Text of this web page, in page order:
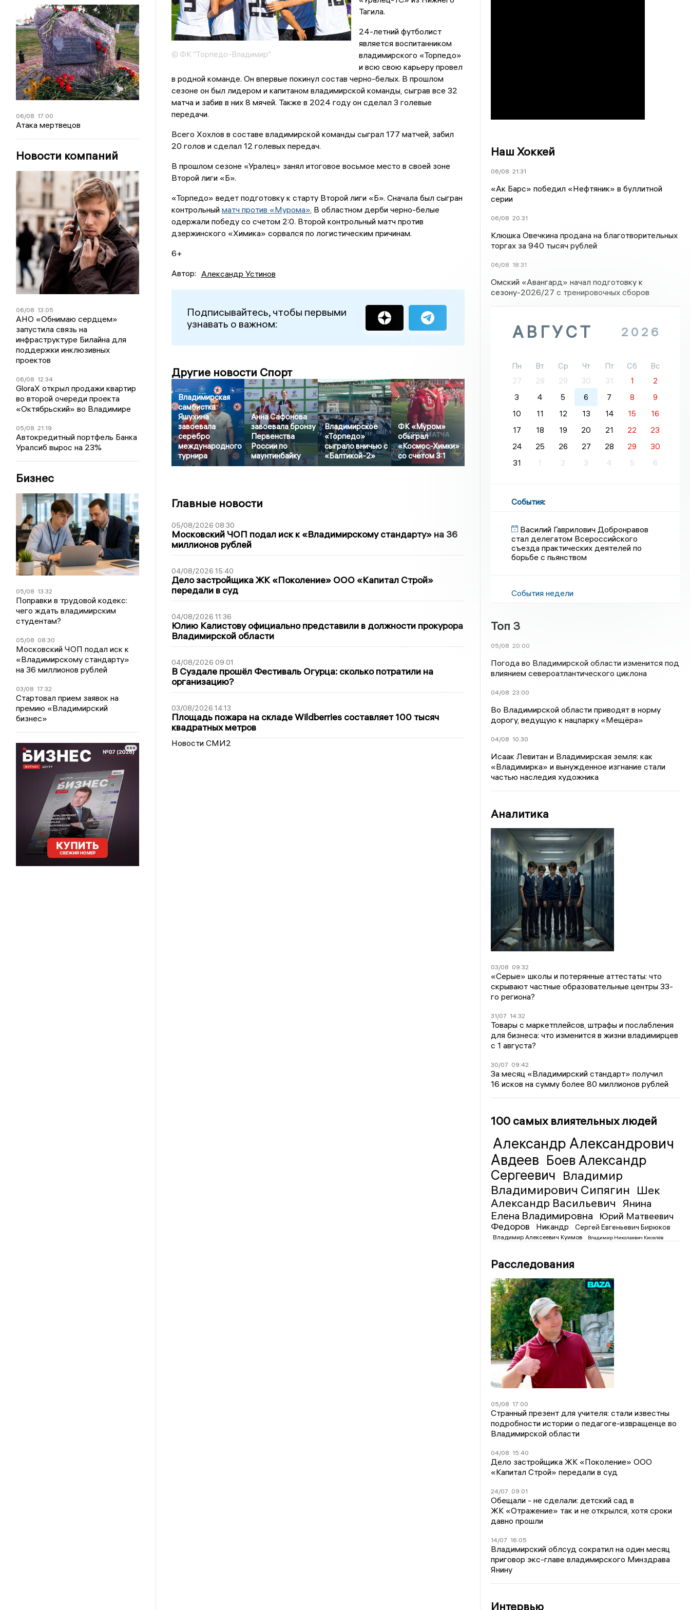
06/08 17:00
Атака мертвецов
Новости компаний
06/08 13:05
АНО «Обнимаю сердцем»
запустила связь на
инфраструктуре Билайна для
поддержки инклюзивных
проектов
06/08 12:34
GloraX открыл продажи квартир
во второй очереди проекта
«Октябрьский» во Владимире
05/08 21:19
Автокредитный портфель Банка
Уралсиб вырос на 23%
Бизнес
05/08 13:32
Поправки в трудовой кодекс:
чего ждать владимирским
студентам?
05/08 08:30
Московский ЧОП подал иск к
«Владимирскому стандарту»
на 36 миллионов рублей
03/08 17:32
Стартовал прием заявок на
премию «Владимирский
бизнес»
© ФК "Торпедо-Владимир"
Тагила.
24-летний футболист
является воспитанником
владимирского «Торпедо»
и всю свою карьеру провел
в родной команде. Он впервые покинул состав черно-белых. В прошлом
сезоне он был лидером и капитаном владимирской команды, сыграв все 32
матча и забив в них 8 мячей. Также в 2024 году он сделал 3 голевые
передачи.
Всего Хохлов в составе владимирской команды сыграл 177 матчей, забил
20 голов и сделал 12 голевых передач.
В прошлом сезоне «Уралец» занял итоговое восьмое место в своей зоне
Второй лиги «Б».
«Торпедо» ведет подготовку к старту Второй лиги «Б». Сначала был сыгран
контрольный матч против «Мурома». В областном дерби черно-белые
одержали победу со счетом 2:0. Второй контрольный матч против
дзержинского «Химика» сорвался по логистическим причинам.
6+
Автор: Александр Устинов
Подписывайтесь, чтобы первыми
узнавать о важном:
Другие новости Спорт
Владимирская
самбистка
Яшухина
завоевала
серебро
международного
турнира
Анна Сафонова
завоевала бронзу
Первенства
России по
маунтинбайку
Владимирское
«Торпедо»
сыграло вничью с
«Балтикой-2»
ФК «Муром»
обыграл
«Космос-Химки»
со счётом 3:1
Главные новости
05/08/2026 08:30
Московский ЧОП подал иск к «Владимирскому стандарту» на 36
миллионов рублей
04/08/2026 15:40
Дело застройщика ЖК «Поколение» ООО «Капитал Строй»
передали в суд
04/08/2026 11:36
Юлию Калистову официально представили в должности прокурора
Владимирской области
04/08/2026 09:01
В Суздале прошёл Фестиваль Огурца: сколько потратили на
организацию?
03/08/2026 14:13
Площадь пожара на складе Wildberries составляет 100 тысяч
квадратных метров
Новости СМИ2
Наш Хоккей
06/08 21:31
«Ак Барс» победил «Нефтяник» в буллитной
серии
06/08 20:31
Клюшка Овечкина продана на благотворительных
торгах за 940 тысяч рублей
06/08 18:31
Омский «Авангард» начал подготовку к
сезону-2026/27 с тренировочных сборов
АВГУСТ 2026
Пн Вт Ср Чт Пт Сб
Вс
27
28 29 30 31 1
2
3
4 5 6 7 8
9
10
11 12 13 14 15
16
17
18 19 20 21 22
23
24
25 26 27 28 29
30
31
1 2 3 4 5 6
События:
Василий Гаврилович Добронравов
стал делегатом Всероссийского
съезда практических деятелей по
борьбе с пьянством
События недели
Топ 3
05/08 20:00
Погода во Владимирской области изменится под
влиянием североатлантического циклона
04/08 23:00
Во Владимирской области приводят в норму
дорогу, ведущую к нацпарку «Мещёра»
04/08 10:30
Исаак Левитан и Владимирская земля: как
«Владимирка» и вынужденное изгнание стали
частью наследия художника
Аналитика
03/08 09:32
«Серые» школы и потерянные аттестаты: что
скрывают частные образовательные центры 33-
го региона?
31/07 14:32
Товары с маркетплейсов, штрафы и послабления
для бизнеса: что изменится в жизни владимирцев
с 1 августа?
30/07 09:42
За месяц «Владимирский стандарт» получил
16 исков на сумму более 80 миллионов рублей
100 самых влиятельных людей
Александр Александрович
Авдеев Боев Александр
Сергеевич Владимир
Владимирович Сипягин Шек
Александр Васильевич
Янина
Елена Владимировна
Юрий Матвеевич
Федоров
Никандр Сергей Евгеньевич Бирюков
Владимир Алексеевич Куимов Владимир Николаевич Киселёв
Расследования
05/08 17:00
Странный презент для учителя: стали известны
подробности истории о педагоге-извращенце во
Владимирской области
04/08 15:40
Дело застройщика ЖК «Поколение» ООО
«Капитал Строй» передали в суд
24/07 09:01
Обещали - не сделали: детский сад в
ЖК «Отражение» так и не открылся, хотя сроки
давно прошли
14/07 16:05
Владимирский облсуд сократил на один месяц
приговор экс-главе владимирского Минздрава
Янину
Интервью